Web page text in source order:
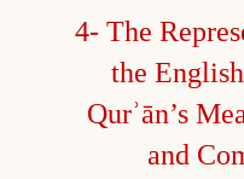
4- The
the
Qurʾān’s
and